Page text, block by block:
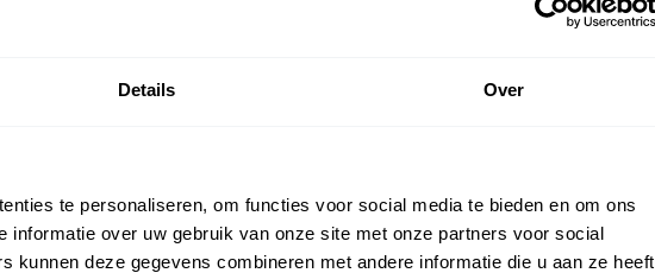
Details Over
te personaliseren, om functies voor social media te bieden en om ons
informatie over uw gebruik van onze site met onze partners voor social
kunnen deze gegevens combineren met andere informatie die u aan ze heeft
voldoet. Zijn gedrevenheid om
de ideale partner voor al uw retail
het retail team van Castanea
elke stap van uw vastgoedreis in de
Stephen u kan helpen om uw retail